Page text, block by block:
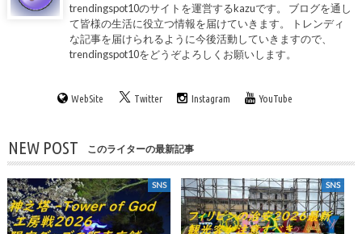
trendingspot10のサイトを運営するkazuです。 ブログを通し
て皆様の生活に役立つ情報を届けていきます。 トレンディ
な記事を届けられるように今後活動していきますので、
trendingspot10をどうぞよろしくお願いします。
WebSite Twitter Instagram YouTube
NEW POST このライターの最新記事
SNS SNS